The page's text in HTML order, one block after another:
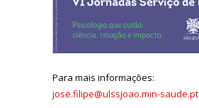
Para mais informações:
jose.filipe@ulssjoao.min-saude.pt